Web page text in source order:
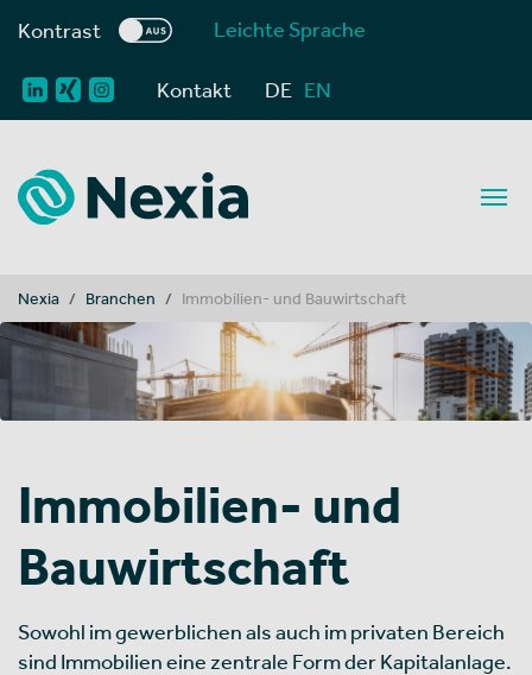
Kontrast Leichte Sprache
Kontakt DE EN
You are here:
Nexia Branchen Immobilien- und Bauwirtschaft
Immobilien- und
Bauwirtschaft
Sowohl im gewerblichen als auch im privaten Bereich
sind Immobilien eine zentrale Form der Kapitalanlage.